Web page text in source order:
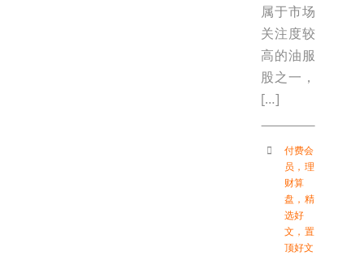
属于市场
关注度较
高的油服
股之一，
[…]
付费会
员 ， 理
财算
盘 ， 精
选好
文 ， 置
顶好文